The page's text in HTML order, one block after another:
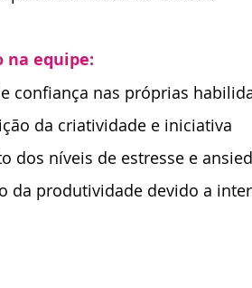
na equipe:
confiança nas próprias
da criatividade e iniciativa
dos níveis de estresse e
da produtividade devido a